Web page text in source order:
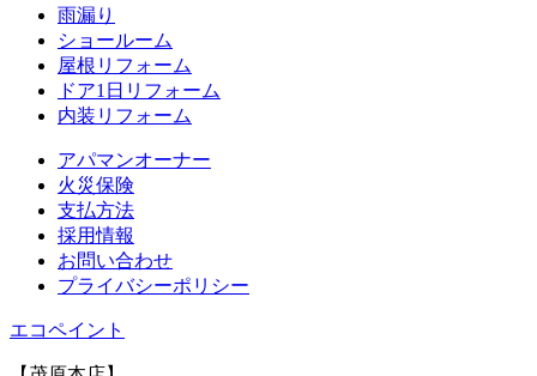
⾬漏り
ショールーム
屋根リフォーム
ドア1⽇リフォーム
内装リフォーム
アパマンオーナー
⽕災保険
⽀払⽅法
採⽤情報
お問い合わせ
プライバシーポリシー
エコペイント